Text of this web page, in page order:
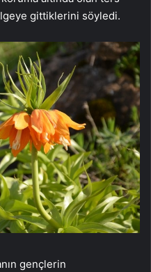
gittiklerini söyledi.
gençlerin